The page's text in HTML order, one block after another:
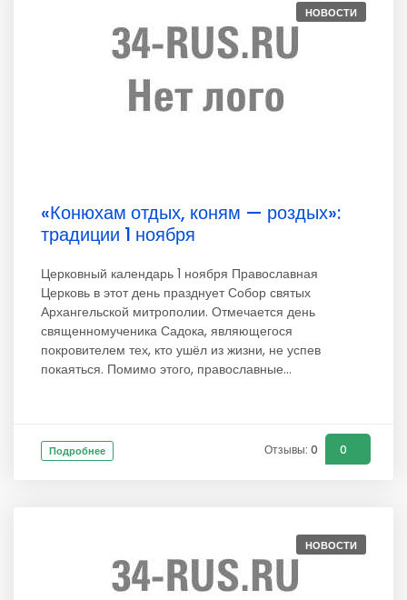
НОВОСТИ
«Конюхам отдых, коням — роздых»:
традиции 1 ноября
Церковный календарь 1 ноября Православная
Церковь в этот день празднует Собор святых
Архангельской митрополии. Отмечается день
священномученика Садока, являющегося
покровителем тех, кто ушёл из жизни, не успев
покаяться. Помимо этого, православные...
Подробнее Отзывы: 0 0
НОВОСТИ